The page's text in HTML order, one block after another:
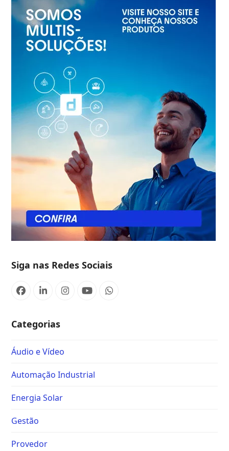
Siga nas Redes Sociais
Categorias
Áudio e Vídeo
Automação Industrial
Energia Solar
Gestão
Provedor